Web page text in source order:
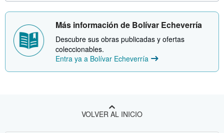
Más información de Bolívar Echeverría
Descubre sus obras publicadas y ofertas
coleccionables.
Entra ya a Bolívar Echeverría
VOLVER AL INICIO